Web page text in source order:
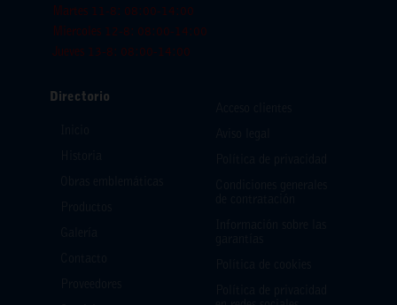
Directorio
Martes 11-8: 08:00-14:00
Miercoles 12-8: 08:00-14:00
Jueves 13-8: 08:00-14:00